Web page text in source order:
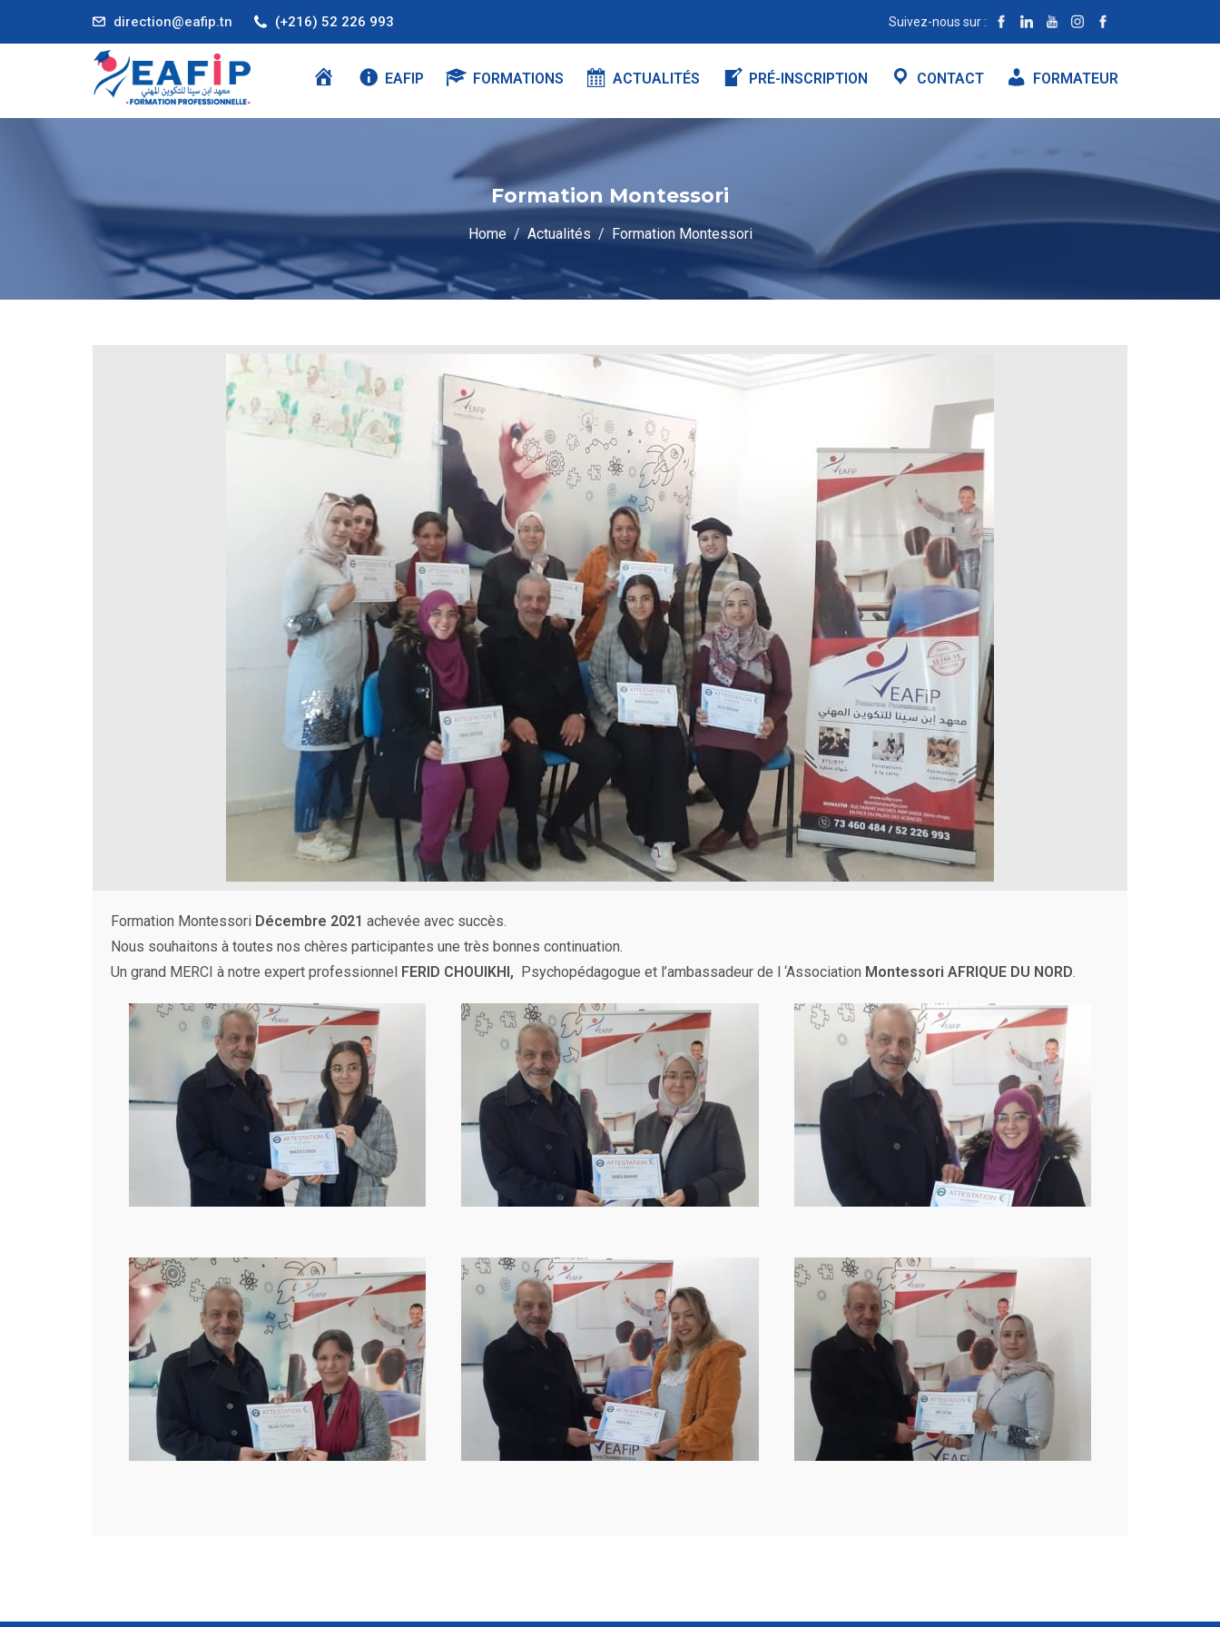
direction@eafip.tn (+216) 52 226 993 Suivez-nous sur :
EAFIP FORMATIONS ACTUALITÉS PRÉ-INSCRIPTION CONTACT FORMATEUR
Formation Montessori
Home Actualités Formation Montessori
Formation Montessori Décembre 2021 achevée avec succès.
Nous souhaitons à toutes nos chères participantes une très bonnes continuation.
Un grand MERCI à notre expert professionnel FERID CHOUIKHI, Psychopédagogue et l’ambassadeur de l ‘Association Montessori AFRIQUE DU NORD.